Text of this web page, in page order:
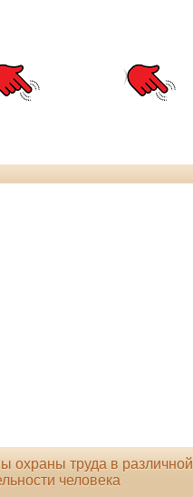
охраны труда в различной
человека